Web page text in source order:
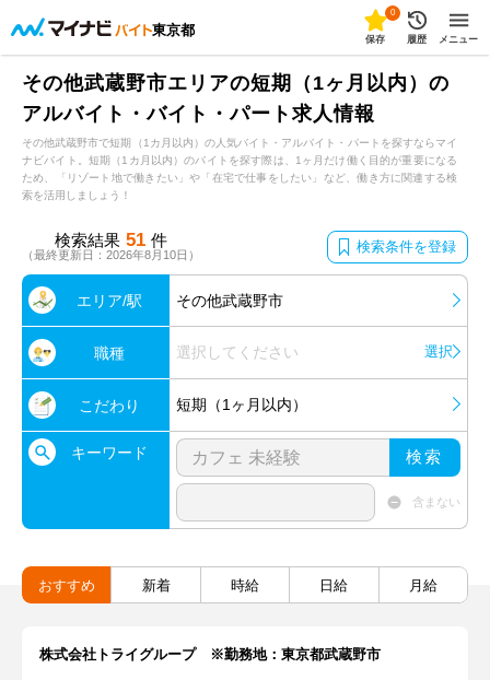
東京都
0
保存 履歴 メニュー
その他武蔵野市エリアの短期（1ヶ月以内）の
アルバイト・バイト・パート求人情報
その他武蔵野市で短期（1カ月以内）の人気バイト・アルバイト・パートを探すならマイ
ナビバイト。短期（1カ月以内）のバイトを探す際は、1ヶ月だけ働く目的が重要になる
ため、「リゾート地で働きたい」や「在宅で仕事をしたい」など、働き方に関連する検
索を活用しましょう！
検索結果 51 件
（最終更新日：2026年8月10日） 検索条件を登録
エリア/駅 その他武蔵野市
職種 選択してください 選択
こだわり 短期（1ヶ月以内）
キーワード 検索
含まない
おすすめ 新着 時給 日給 月給
株式会社トライグループ ※勤務地：東京都武蔵野市